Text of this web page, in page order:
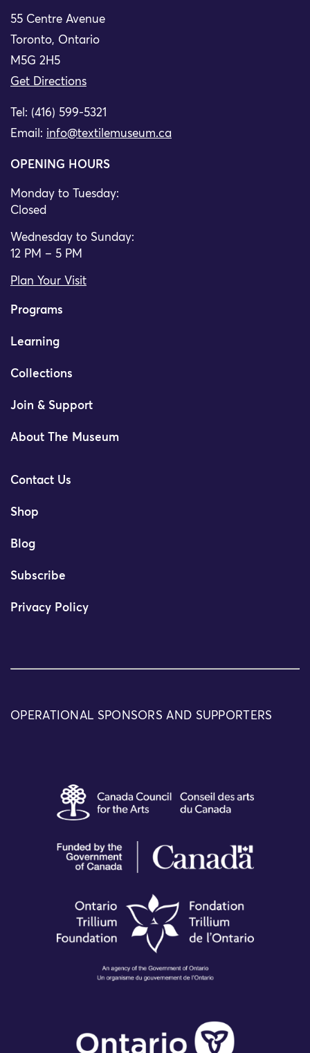
55 Centre Avenue
Toronto, Ontario
M5G 2H5
Get Directions
Tel: (416) 599-5321
Email: info@textilemuseum.ca
OPENING HOURS
Monday to Tuesday:
Closed
Wednesday to Sunday:
12 PM – 5 PM
Plan Your Visit
Programs
Learning
Collections
Join & Support
About The Museum
Contact Us
Shop
Blog
Subscribe
Privacy Policy
OPERATIONAL SPONSORS AND SUPPORTERS